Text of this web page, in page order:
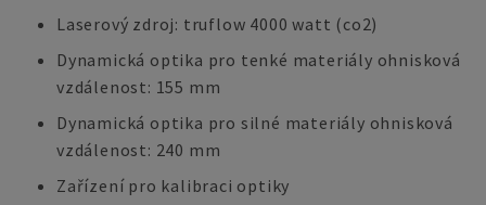
Laserový zdroj: truflow 4000 watt (co2)
Dynamická optika pro tenké materiály ohnisková
vzdálenost: 155 mm
Dynamická optika pro silné materiály ohnisková
vzdálenost: 240 mm
Zařízení pro kalibraci optiky